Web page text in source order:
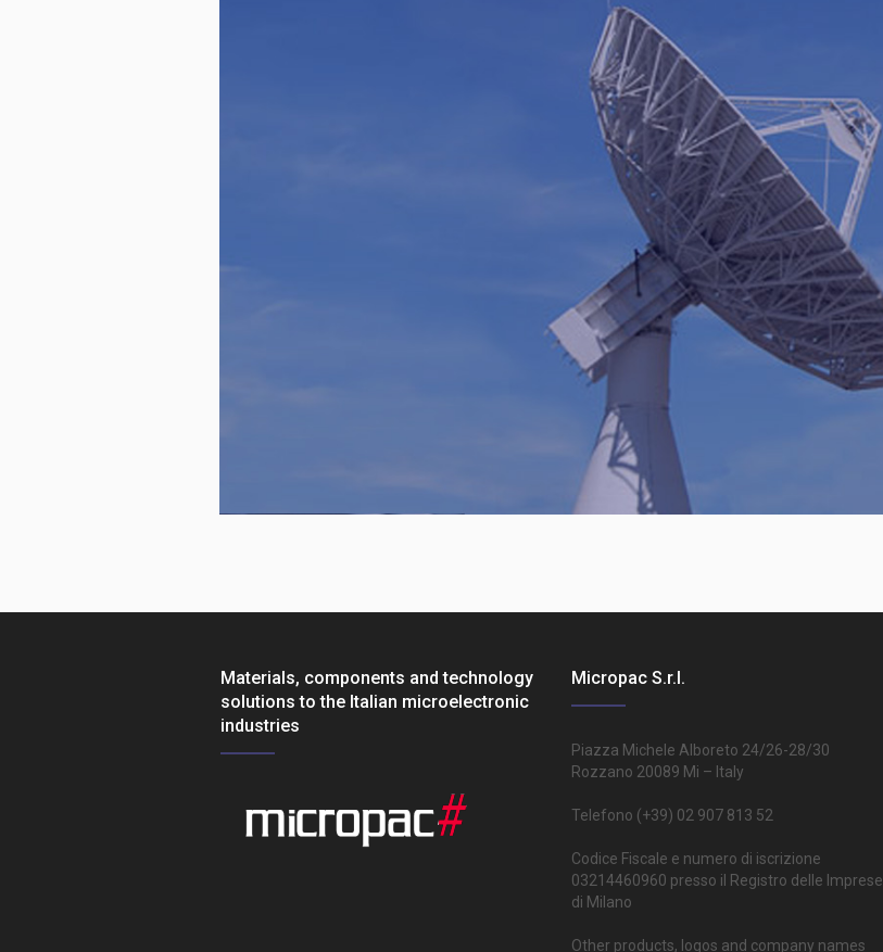
Materials, components and technology
solutions to the Italian microelectronic
industries
Micropac S.r.l.
Piazza Michele Alboreto 24/26-28/30
Rozzano 20089 Mi – Italy
Telefono (+39) 02 907 813 52
Codice Fiscale e numero di iscrizione
03214460960 presso il Registro delle Imprese
di Milano
Other products, logos and company names